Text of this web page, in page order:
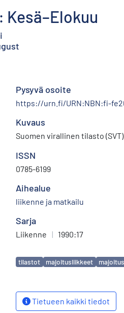
Pysyvä osoite
https://urn.fi/URN:NBN:fi-
Kuvaus
Suomen virallinen tilasto (SVT)
ISSN
0785-6199
Aihealue
liikenne ja matkailu
Sarja
Liikenne | 1990:17
Avainsanat
tilastot majoitusliikkeet
Tietueen kaikki tiedot